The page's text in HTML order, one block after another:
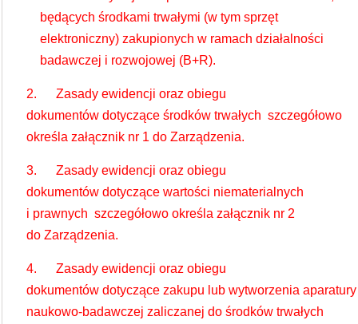
będących środkami trwałymi (w tym sprzęt
elektroniczny) zakupionych w ramach działalności
badawczej i rozwojowej (B+R).
2. Zasady ewidencji oraz obiegu
dokumentów dotyczące środków trwałych szczegółowo
określa załącznik nr 1 do Zarządzenia.
3. Zasady ewidencji oraz obiegu
dokumentów dotyczące wartości niematerialnych
i prawnych szczegółowo określa załącznik nr 2
do Zarządzenia.
4. Zasady ewidencji oraz obiegu
dokumentów dotyczące zakupu lub wytworzenia aparatury
naukowo-badawczej zaliczanej do środków trwałych